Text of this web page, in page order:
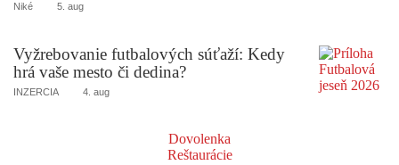
Niké 5. aug
Vyžrebovanie futbalových súťaží: Kedy
hrá vaše mesto či dedina?
INZERCIA 4. aug
Dovolenka
Reštaurácie